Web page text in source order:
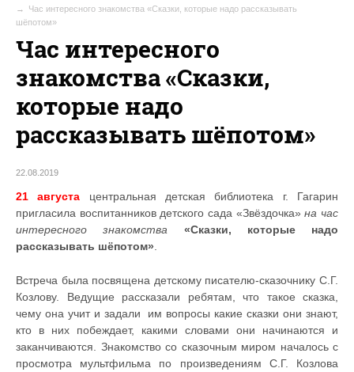
Час интересного знакомства «Сказки, которые надо рассказывать
шёпотом»
Час интересного
знакомства «Сказки,
которые надо
рассказывать шёпотом»
22.08.2019
21 августа центральная детская библиотека г. Гагарин
пригласила воспитанников детского сада «Звёздочка»на час
интересного знакомства
«Сказки, которые надо
рассказывать шёпотом»
Встреча была посвящена детскому писателю-сказочнику С.Г.
Козлову. Ведущие рассказали ребятам, что такое сказка,
чему она учит и задали им вопросы какие сказки они знают,
кто в них побеждает, какими словами они начинаются и
заканчиваются. Знакомство со сказочным миром началось с
просмотра мультфильма по произведениям С.Г. Козлова